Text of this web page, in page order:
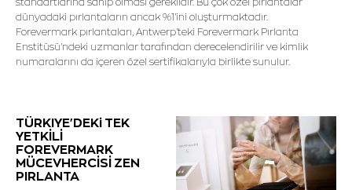
dünyadaki pırlantaların ancak %1'ini oluşturmaktadır.
Forevermark pırlantaları, Antwerp'teki Forevermark Pırlanta
Enstitüsü'ndeki uzmanlar tarafından derecelendirilir ve kimlik
numaralarını da içeren özel sertifikalarıyla birlikte sunulur.
TÜRKIYE'DEKi TEK
YETKİLİ
FOREVERMARK
MÜCEVHERCİSİ ZEN
PIRLANTA